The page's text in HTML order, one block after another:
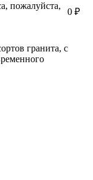
пожалуйста,
0 ₽
гранита, с